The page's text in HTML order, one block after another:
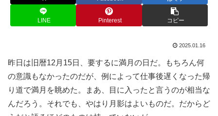
LINE Pinterest コピー
2025.01.16
昨日は旧暦12月15日、要するに満月の日だ。もちろん何
の意識もなかったのだが、例によって仕事後遅くなった帰
り道で満月を眺めた。まあ、目に入ったと言うのが相当な
んだろう。それでも、やはり月影はよいものだ。だからど